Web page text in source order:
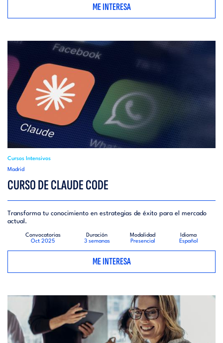
ME INTERESA
Cursos Intensivos
Madrid
CURSO DE CLAUDE CODE
Transforma tu conocimiento en estrategias de éxito para el mercado
actual.
Convocatorias
Oct 2025
Duración
3 semanas
Modalidad
Presencial
Idioma
Español
ME INTERESA